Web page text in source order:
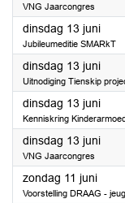
VNG Jaarcongres
dinsdag 13 juni2023
Jubileumeditie SMARkT
dinsdag 13 juni2023
Uitnodiging Tienskip
dinsdag 13 juni2023
Kenniskring
dinsdag 13 juni2023
VNG Jaarcongres
zondag 11 juni2023
Voorstelling DRAAG -